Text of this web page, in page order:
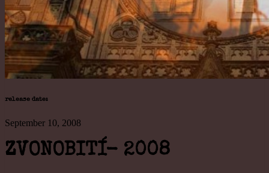
release date:
September 10, 2008
ZVONOBITÍ- 2008